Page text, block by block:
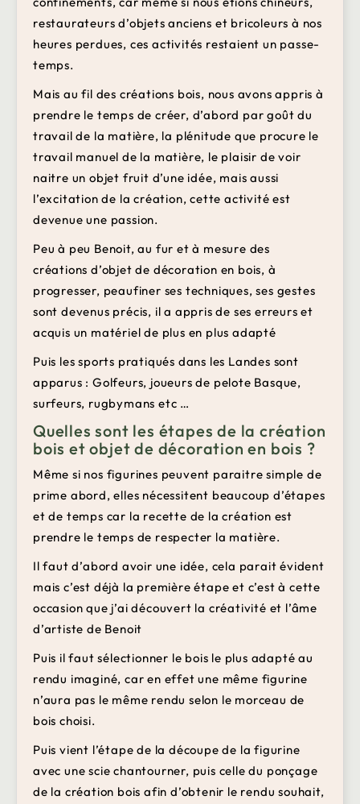
restaurateurs d’objets anciens et bricoleurs à nos
heures perdues, ces activités restaient un passe-
temps.
Mais au fil des créations bois, nous avons appris à
prendre le temps de créer, d’abord par goût du
travail de la matière, la plénitude que procure le
travail manuel de la matière, le plaisir de voir
naitre un objet fruit d’une idée, mais aussi
l’excitation de la création, cette activité est
devenue une passion.
Peu à peu Benoit, au fur et à mesure des
créations d’objet de décoration en bois, à
progresser, peaufiner ses techniques, ses gestes
sont devenus précis, il a appris de ses erreurs et
acquis un matériel de plus en plus adapté
Puis les sports pratiqués dans les Landes sont
apparus : Golfeurs, joueurs de pelote Basque,
surfeurs, rugbymans etc …
Quelles sont les étapes de la création
bois et objet de décoration en bois ?
Même si nos figurines peuvent paraitre simple de
prime abord, elles nécessitent beaucoup d’étapes
et de temps car la recette de la création est
prendre le temps de respecter la matière.
Il faut d’abord avoir une idée, cela parait évident
mais c’est déjà la première étape et c’est à cette
occasion que j’ai découvert la créativité et l’âme
d’artiste de Benoit
Puis il faut sélectionner le bois le plus adapté au
rendu imaginé, car en effet une même figurine
n’aura pas le même rendu selon le morceau de
bois choisi.
Puis vient l’étape de la découpe de la figurine
avec une scie chantourner, puis celle du ponçage
de la création bois afin d’obtenir le rendu souhait,